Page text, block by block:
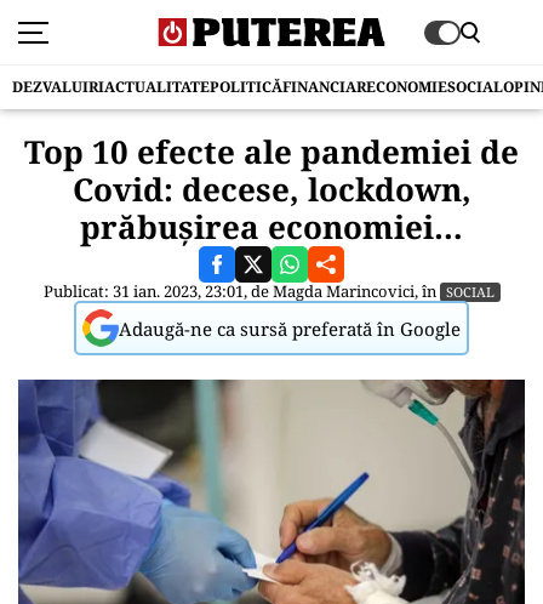
DEZVALUIRIACTUALITATEPOLITICĂFINANCIARECONOMIESOCIAL
Top 10 efecte ale pandemiei de
Covid: decese, lockdown,
prăbușirea economiei…
Publicat: 31 ian. 2023, 23:01, deMagda Marincovici, în SOCIAL
Adaugă-ne ca sursă preferată în Google